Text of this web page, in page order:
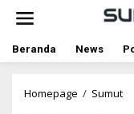
t
Beranda News
Homepage / Sumut